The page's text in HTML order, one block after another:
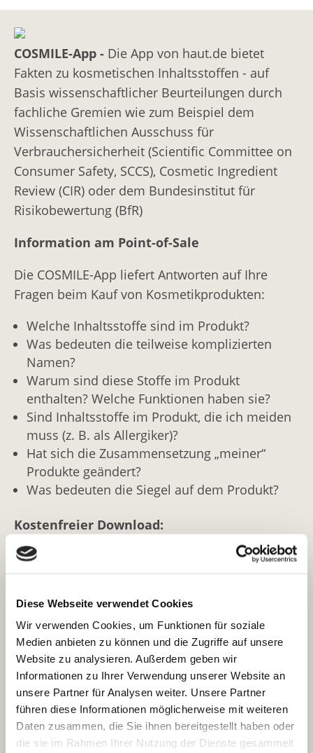
Diese Webseite verwendet Cookies
Wir verwenden Cookies, um Funktionen für soziale
Medien anbieten zu können und die Zugriffe auf unsere
Website zu analysieren. Außerdem geben wir
Informationen zu Ihrer Verwendung unserer Website an
unsere Partner für Analysen weiter. Unsere Partner
führen diese Informationen möglicherweise mit weiteren
Daten zusammen, die Sie ihnen bereitgestellt haben oder
die sie im Rahmen Ihrer Nutzung der Dienste gesammelt
ALUMINUM SESQUICHLOROHYDREX PEG
Aluminium-Sesquichlorhydrat; umgesetzt mit
Polyethylenglykol
ALUMINUM SESQUICHLOROHYDREX PG
Aluminium-Sesquichlorhydrat; umgesetzt mit
Propylenglykol
ALUMINUM ZIRCONIUM OCTACHLOROHYDRATE
Aluminium-Zirconium-Octachlorhydrat
ALUMINUM ZIRCONIUM OCTACHLOROHYDREX
Aluminium-Zirconium-Octachlorhydrat; umgesetzt mit
Glycin (Aminoessigsäure)
ALUMINUM ZIRCONIUM TETRACHLOROHYDRATE
Aluminium-Zirconium-Tetrachlorhydrat
ALUMINUM ZIRCONIUM TETRACHLOROHYDREX
GLY
Aluminium-Zirconium-Tetrachlorhydrat; umgesetzt
mit Glycin (Aminoessigsäure)
ALUMINUM ZIRCONIUM TRICHLOROHYDRATE
Aluminium-Zirconium-Trichlorhydrat
ALUMINUM ZIRCONIUM TRICHLOROHYDREX GLY
Aluminium-Zirconium-Trichlorhydrat; umgesetzt mit
Glycin (Aminoessigsäure)
POTASSIUM ALUM
ZINC SULFATE
COSMILE-App - Die App von haut.de bietet
Fakten zu kosmetischen Inhaltsstoffen - auf
Basis wissenschaftlicher Beurteilungen durch
fachliche Gremien wie zum Beispiel dem
Wissenschaftlichen Ausschuss für
Verbrauchersicherheit (Scientific Committee on
Consumer Safety, SCCS), Cosmetic Ingredient
Review (CIR) oder dem Bundesinstitut für
Risikobewertung (BfR)
Information am Point-of-Sale
Die COSMILE-App liefert Antworten auf Ihre
Fragen beim Kauf von Kosmetikprodukten:
Welche Inhaltsstoffe sind im Produkt?
Was bedeuten die teilweise komplizierten
Namen?
Warum sind diese Stoffe im Produkt
enthalten? Welche Funktionen haben sie?
Sind Inhaltsstoffe im Produkt, die ich meiden
muss (z. B. als Allergiker)?
Hat sich die Zusammensetzung „meiner“
Produkte geändert?
Was bedeuten die Siegel auf dem Produkt?
Kostenfreier Download:
Barcode scannen
oder
Integrierte Texterkennung nutzen
oder